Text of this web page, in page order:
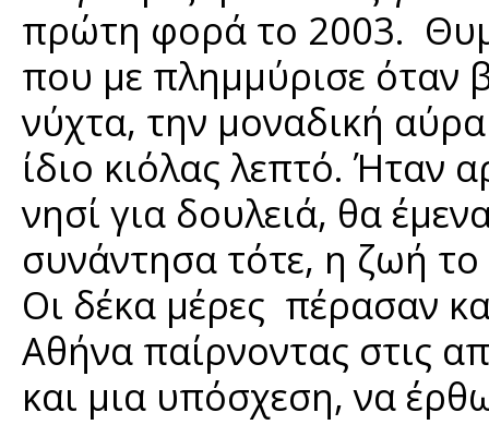
πρώτη φορά το 2003.
που με πλημμύρισε όταν
νύχτα, την μοναδική
ίδιο κιόλας λεπτό. Ήταν
νησί για δουλειά, θα
συνάντησα τότε, η ζωή
Οι δέκα μέρες πέρασαν
Αθήνα παίρνοντας στις
και μια υπόσχεση, να